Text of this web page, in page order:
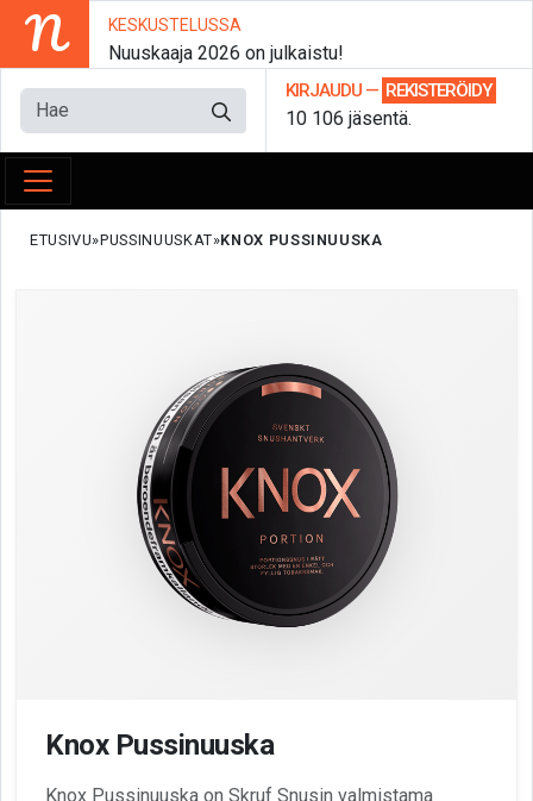
N KESKUSTELUSSA
Nuuskaaja 2026 on julkaistu!
KIRJAUDU — REKISTERÖIDY
10 106 jäsentä.
ETUSIVU PUSSINUUSKAT KNOX PUSSINUUSKA
Knox Pussinuuska
Knox Pussinuuska on Skruf Snusin valmistama